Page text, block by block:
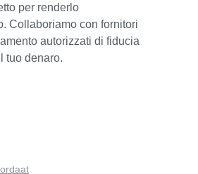
per renderlo
Collaboriamo con fornitori
autorizzati di fiducia
tuo denaro.